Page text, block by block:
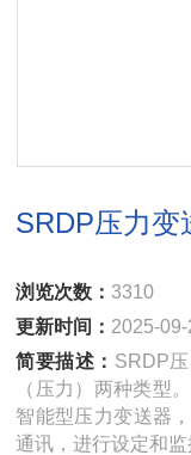
SRDP压力变
浏览次数：3310
更新时间： 2025-09-
简要描述： SRDP
（压力）两种类型
智能型压力变送器
通讯，进行设定和监